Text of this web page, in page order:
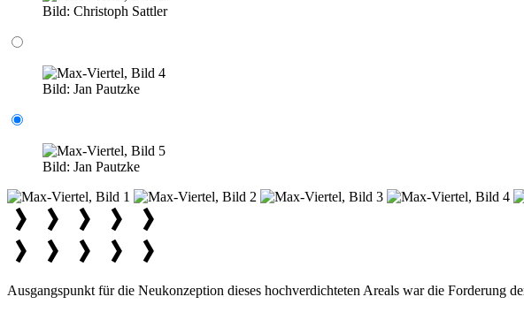
Bild: Christoph Sattler
Bild: Jan Pautzke
Bild: Jan Pautzke
Ausgangspunkt für die Neukonzeption dieses hochverdichteten Areals war die Forderung